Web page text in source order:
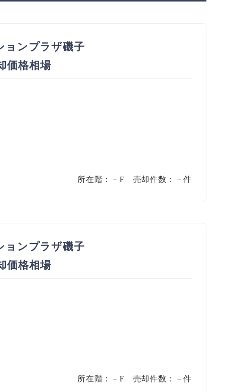
ョンプラザ磯子
価格相場
所在階：－F 売却件数：－件
ョンプラザ磯子
価格相場
所在階：－F 売却件数：－件